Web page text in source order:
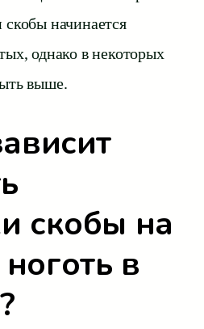
скобы начинается
однако в некоторых
выше.
скобы на
в